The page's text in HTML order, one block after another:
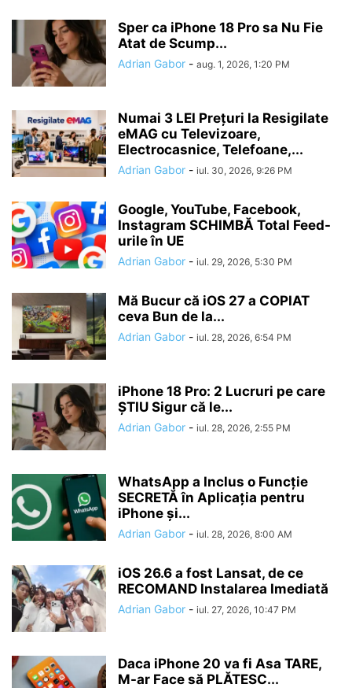
Sper ca iPhone 18 Pro sa Nu Fie
Atat de Scump...
Adrian Gabor - aug. 1, 2026, 1:20 PM
Numai 3 LEI Prețuri la Resigilate
eMAG cu Televizoare,
Electrocasnice, Telefoane,...
Adrian Gabor - iul. 30, 2026, 9:26 PM
Google, YouTube, Facebook,
Instagram SCHIMBĂ Total Feed-
urile în UE
Adrian Gabor - iul. 29, 2026, 5:30 PM
Mă Bucur că iOS 27 a COPIAT
ceva Bun de la...
Adrian Gabor - iul. 28, 2026, 6:54 PM
iPhone 18 Pro: 2 Lucruri pe care
ȘTIU Sigur că le...
Adrian Gabor - iul. 28, 2026, 2:55 PM
WhatsApp a Inclus o Funcție
SECRETĂ în Aplicația pentru
iPhone și...
Adrian Gabor - iul. 28, 2026, 8:00 AM
iOS 26.6 a fost Lansat, de ce
RECOMAND Instalarea Imediată
Adrian Gabor - iul. 27, 2026, 10:47 PM
Daca iPhone 20 va fi Asa TARE,
M-ar Face să PLĂTESC...